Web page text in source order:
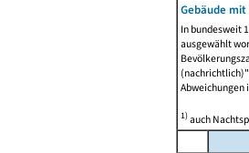
Gebäude
In bundesweit
ausgewählt
Abweichungen
1)auch